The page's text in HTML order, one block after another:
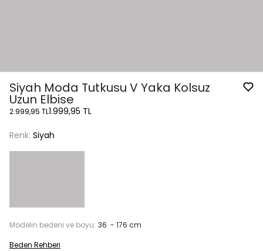
Siyah Moda Tutkusu V Yaka Kolsuz
Uzun Elbise
2.999,95 TL1.999,95 TL
Renk: Siyah
Modelin bedeni ve boyu: 36 - 176 cm
Beden Rehberi